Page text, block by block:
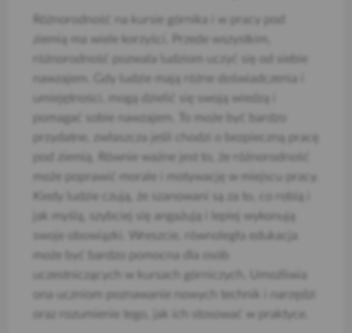
Różnorodność na kursie górnika i w pracy pod
ziemią ma wiele korzyści. Przede wszystkim,
różnorodność pozwala ludziom uczyć się od siebie
nawzajem. Gdy ludzie mają różne doświadczenia i
umiejętności, mogą dzielić się swoją wiedzą i
pomagać sobie nawzajem. To może być bardzo
przydatne, zwłaszcza jeśli chodzi o bezpieczną pracę
pod ziemią. Równie ważne jest to, że różnorodność
może poprawić morale i motywację w miejscu pracy.
Kiedy ludzie czują, że szanowani są za to, co robią i
jak myślą, szybciej się angażują i lepiej wykonują
swoje obowiązki. Wreszcie, równoległa edukacja
uczestniczących w kursach górniczych. Umożliwia
ona uczniom poznawanie nowych technik i narzędzi
oraz rozumienie tego, jak ich stosować w praktyce.